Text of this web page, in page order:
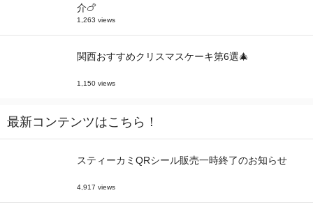
介🍗
1,263 views
関西おすすめクリスマスケーキ第6選🎄
1,150 views
最新コンテンツはこちら！
スティーカミQRシール販売一時終了のお知らせ
4,917 views